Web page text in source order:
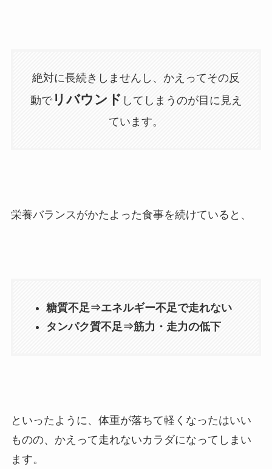
絶対に長続きしませんし、かえってその反
動でリバウンド してしまうのが目に見え
ています。
栄養バランスがかたよった食事を続けていると、
糖質不足⇒エネルギー不足で走れない
タンパク質不足⇒筋力・走力の低下
といったように、体重が落ちて軽くなったはいい
ものの、かえって走れないカラダになってしまい
ます。